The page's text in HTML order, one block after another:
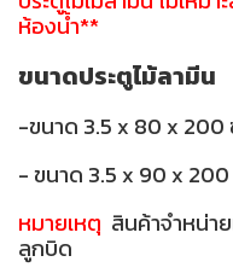
ห้องน้ำ**
ขนาดประตูไม้ลามีน
-ขนาด 3.5 x 80 x 200
- ขนาด 3.5 x 90 x 200
หมายเหตุ สินค้าจำหน่า
ลูกบิด